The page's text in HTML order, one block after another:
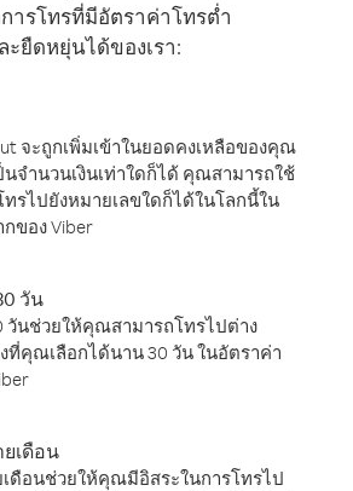
ารโทรที่มีอัตราค่าโทรต่ำ
ะยืดหยุ่นได้ของเรา:
จะถูกเพิ่มเข้าในยอดคงเหลือของคุณ
จำนวนเงินเท่าใดก็ได้ คุณสามารถใช้
รไปยังหมายเลขใดก็ได้ในโลกนี้ใน
ของ Viber
วัน
วันช่วยให้คุณสามารถโทรไปต่าง
ที่คุณเลือกได้นาน 30 วัน ในอัตราค่า
เดือน
ดือนช่วยให้คุณมีอิสระในการโทรไป